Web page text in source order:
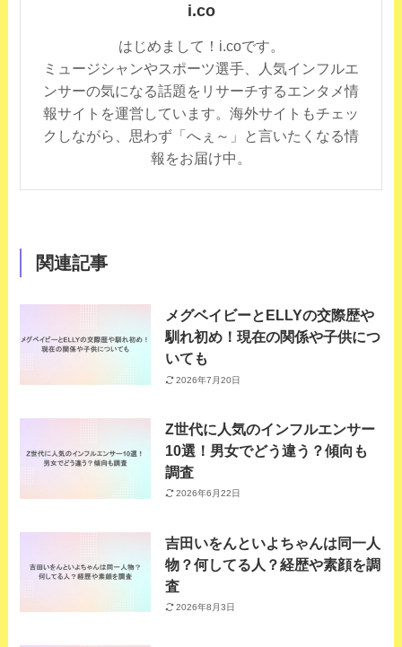
i.co
はじめまして！i.coです。
ミュージシャンやスポーツ選手、人気インフルエ
ンサーの気になる話題をリサーチするエンタメ情
報サイトを運営しています。海外サイトもチェッ
クしながら、思わず「へぇ～」と言いたくなる情
報をお届け中。
関連記事
メグベイビーとELLYの交際歴や
馴れ初め！現在の関係や子供につ
いても
2026年7月20日
Z世代に人気のインフルエンサー
10選！男女でどう違う？傾向も
調査
2026年6月22日
吉田いをんといよちゃんは同一人
物？何してる人？経歴や素顔を調
査
2026年8月3日